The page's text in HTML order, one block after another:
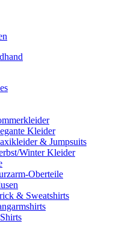
Kleider
& Jumpsuits
Winter Kleider
Oberteile
& Sweatshirts